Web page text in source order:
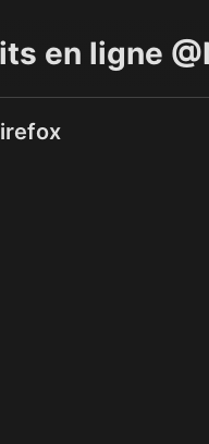
en ligne